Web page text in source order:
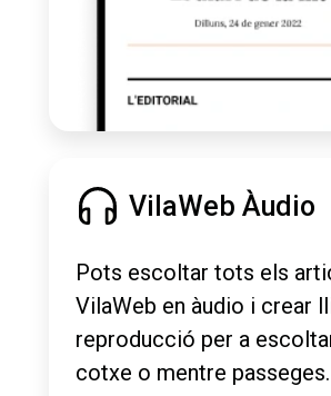
VilaWeb Àudio
Pots escoltar tots els
VilaWeb en àudio i crear
reproducció per a
cotxe o mentre passeges.